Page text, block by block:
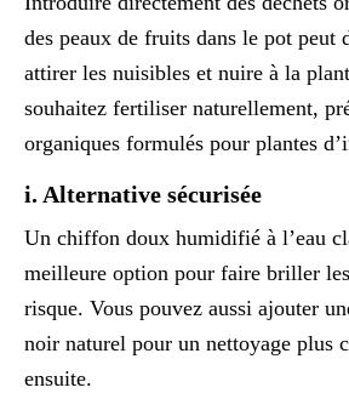
des peaux de fruits dans le pot peut
attirer les nuisibles et nuire à la
souhaitez fertiliser naturellement,
organiques formulés pour plantes
i. Alternative sécurisée
Un chiffon doux humidifié à l’eau
meilleure option pour faire briller
risque. Vous pouvez aussi ajouter
noir naturel pour un nettoyage plus
ensuite.